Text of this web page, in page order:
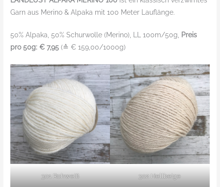
Garn aus Merino & Alpaka mit 100 Meter Lauflänge.
50% Alpaka, 50% Schurwolle (Merino), LL 100m/50g, Preis
pro 50g: € 7,95 (≙ € 159,00/1000g)
301 Rohweiß 302 Hellbeige